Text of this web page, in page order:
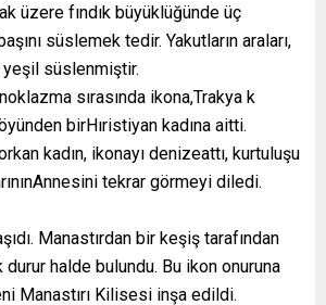
üzere fındık büyüklüğünde üç
süslemek tedir. Yakutların araları,
yeşil süslenmiştir.
sırasında ikona,Trakya k
birHıristiyan kadına aitti.
kadın, ikonayı denizeattı, kurtuluşu
tekrar görmeyi diledi.
Manastırdan bir keşiş tarafından
halde bulundu. Bu ikon onuruna
Manastırı Kilisesi inşa edildi.